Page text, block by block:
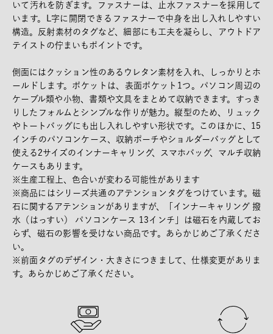
いて汚れを防ぎます。ファスナーは、止水ファスナーを採用して
います。L字に開閉できるファスナーで中身を出し入れしやすい
構造。反射素材のタグなど、細部にも工夫を凝らし、アウトドア
テイストの佇まいもポイントです。
側面にはクッション性のあるウレタン素材を入れ、しっかりとホ
ールドします。ポケットは、表面ポケット1つ。パソコン周辺の
ケーブル類や小物、書類や文具をまとめて収納できます。すっき
りしたフォルムとシンプルな作りが魅力。縦型のため、リュック
やトートバッグにも出し入れしやすい形状です。このほかに、15
インチのパソコンケース、収納ポーチやショルダーバッグとして
使える2サイズのインナーキャリング、スマホバッグ、マルチ収納
ケースもあります。
※生産工程上、色合いが変わる可能性があります
※商品にはシリーズ共通のアテンションタグをつけています。磁
石に関するアテンションがありますが、「インナーキャリング 撥
水（はっすい） パソコンケース 13インチ」は磁石を内蔵してお
らず、磁石の影響を受けない商品です。あらかじめご了承くださ
い。
※前面タグのデザイン・大きさにつきまして、仕様変更がありま
す。あらかじめご了承ください。